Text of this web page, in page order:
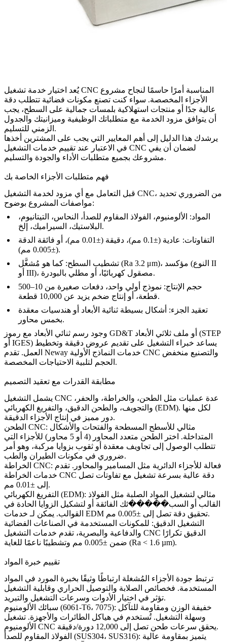
يُعد اختيار خدمة تشغيل CNC المناسبة أمرًا حاسمًا لنجاح مشروع
الأجزاء المخصصة. سواء كنت تصنع مكونات فضائية تتطلب دقة
عالية جدًا أو منتجات استهلاكية بلمسات جمالية على السطح، يجب
أن يتوافق مزود الخدمة مع متطلباتك الوظيفية وميزانيتك والجدول
الزمني للتسليم.
يرشدك هذا الدليل إلى أهم المعايير التي يجب على المشترين أخذها
في الاعتبار عند تقييم خدمات التشغيل CNC لضمان أن يفي
مشروعك بجميع متطلبات الأداء والجودة والتسليم.
فهم متطلبات الأجزاء الخاصة بك
قبل التعامل مع أي مزود لخدمة التشغيل CNC، من الضروري تحديد
مواصفات المشروع بوضوح:
المواد: الألومنيوم، الفولاذ المقاوم للصدأ، النحاس، التيتانيوم،
البلاستيك، السيراميك، إلخ.
التفاوتات: عادية (±0.1 مم)، دقيقة (±0.01 مم)، أو فائقة الدقة
(±0.005 مم).
تشطيب السطح: كما هو مُشغَّل (Ra 3.2 μm)، مؤكسد (النوع II
أو III)، مصقول كهربائيًا، أو مطلي بالبودرة.
حجم الإنتاج: نموذج أولي واحد، دفعات صغيرة من 10–500
قطعة، أو إنتاج ضخم يزيد عن 10,000 قطعة.
تعقيد الجزء: أشكال بسيطة ثنائية الأبعاد أو هندسيات معقدة
بخمس محاور.
وجود رسم ثنائي الأبعاد مع رموز GD&T أو ملف ثلاثي الأبعاد (STEP
أو IGES) يساعد خبراء التشغيل على تقديم عروض دقيقة وتخطيط
Neway خدمات النماذج الأولية CNC و التصنيع منخفض
الحجم لتلبية الاحتياجات المخصصة.
مطابقة القدرات مع تعقيد التصميم
يشمل التشغيل CNC عدة عمليات مثل الطحن، والخراطة، والحفر،
والتجويف، والطحن الدقيق، والتفريغ الكهربائي (EDM). لكل منها
دور مميز في إنتاج الأجزاء الدقيقة.
الطحن CNC: مثالي للأسطح المسطحة والفتحات والأشكال
المتداخلة. اختر
الطحن متعدد المحاور
(4 أو 5 محاور) للأجزاء التي
تتطلب الوصول إلى تجاويف معقدة أو ثقوب بزوايا مركبة، وهو أمر
ضروري في مكونات الطيران والطب.
الخراطة CNC: فعالة للأجزاء الدائرية مثل المسامير والمحاور. تقدم
خدمات الخراطة CNC
إلى ±0.01 مم.
التفريغ الكهربائي (EDM): مثالي لتشغيل المواد الصلبة مثل الفولاذ
القالب أو السب�����ئك الفائقة أو لتشكيل الزوايا الحادة في
القوالب. يمكن لـ خدمات EDM
تحقيق دقة تصل إلى ±0.005 مم.
التشغيل الدقيق: للمكونات المستخدمة في الصناعات الفضائية
والدفاعية والبصرية، تقدم
خدمات التشغيل CNC الدقيق تكرارًا
ضمن ±0.005 مم وتشطيبًا ناعمًا للغاية (Ra < 1.6 µm).
تقييم خبرة المواد
ترتبط جودة الأجزاء المُشغلة ارتباطًا وثيقًا بخبرة المورد في المواد
المستخدمة. فخصائص الصلابة والتوصيل الحراري وقابلية التشغيل
تؤثر في اختيار الأدوات وسرعات التشغيل والتبريد.
سبائك الألومنيوم (6061-T6، 7075): خفيفة الوزن ومقاومة للتآكل
وسهلة التشغيل. تُستخدم في هياكل الطائرات والأجهزة. تشغيل
الألومنيوم CNC
يحقق سرعات طحن تصل إلى 12,000 دورة/دقيقة.
الفولاذ المقاوم للصدأ (SUS304، SUS316): يتميز بمقاومة عالية